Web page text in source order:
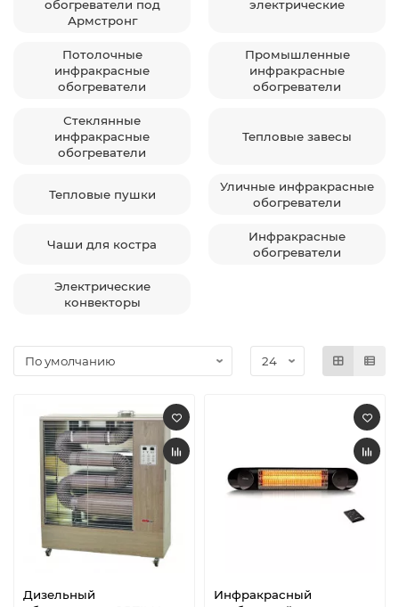
обогреватели под
Армстронг
электрические
Потолочные
инфракрасные
обогреватели
Промышленные
инфракрасные
обогреватели
Стеклянные
инфракрасные
обогреватели
Тепловые завесы
Тепловые пушки
Уличные инфракрасные
обогреватели
Чаши для костра
Инфракрасные
обогреватели
Электрические
конвекторы
Дизельный
Инфракрасный